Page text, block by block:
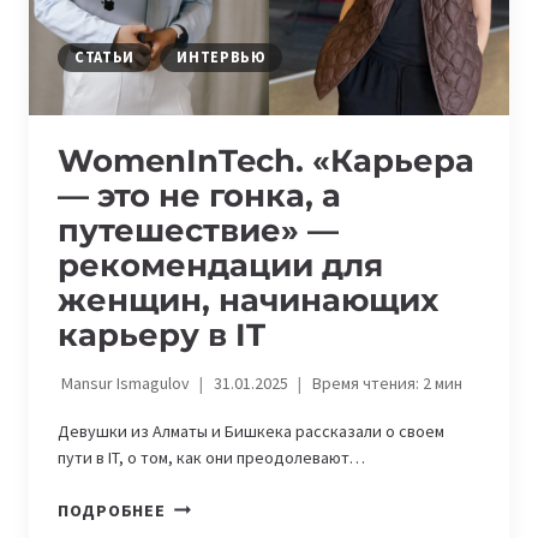
СТАТЬИ ИНТЕРВЬЮ
WomenInTech. «Карьера
— это не гонка, а
путешествие» —
рекомендации для
женщин, начинающих
карьеру в IT
Mansur Ismagulov 31.01.2025 Время чтения: 2мин
Девушки из Алматы и Бишкека рассказали о своем
пути в IT, о том, как они преодолевают…
ПОДРОБНЕЕ WOMENINTECH.